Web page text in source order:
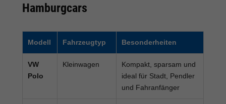
Hamburgcars
Modell Fahrzeugtyp Besonderheiten
VW
Polo
Kleinwagen
Kompakt, sparsam und
ideal für Stadt, Pendler
und Fahranfänger